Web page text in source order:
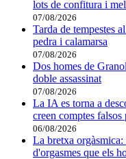
lots de confitura i
07/08/2026
Tarda de tempestes
pedra i calamarsa
07/08/2026
Dos homes de
doble assassinat
07/08/2026
La IA es torna a
creen comptes falsos
06/08/2026
La bretxa
d'orgasmes que els